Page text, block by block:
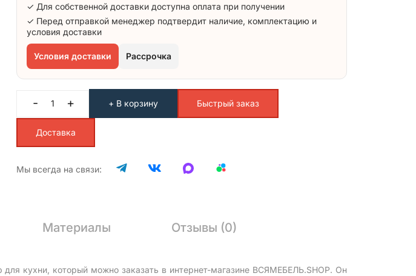
✓ Для собственной доставки доступна оплата при получении
✓ Перед отправкой менеджер подтвердит наличие, комплектацию и
условия доставки
Условия доставки Рассрочка
- + + В корзину Быстрый заказ
Доставка
Мы всегда на связи:
Материалы Отзывы (0)
кухни, который можно заказать в интернет-магазине ВСЯМЕБЕЛЬ.SHOP. Он